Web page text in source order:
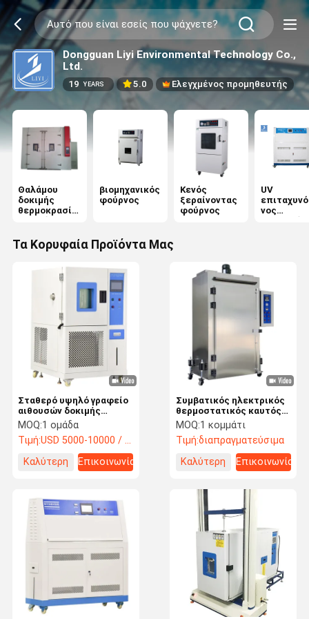
Dongguan Liyi Environmental Technology Co.,
Ltd.
19 YEARS 5.0 Ελεγχμένος προμηθευτής
Θαλάμου
δοκιμής
θερμοκρασία
βιομηχανικός
φούρνος
Κενός
ξεραίνοντας
φούρνος
UV
νος
Τα Κορυφαία Προϊόντα Μας
Σταθερό υψηλό γραφείο
αιθουσών δοκιμής
υγρασίας χαμηλής
θερμοκρασίας
προγραμματίσημο
MOQ:1 ομάδα
Τιμή:USD 5000-10000 / 1 set
Καλύτερη
Επικοινωνία
Συμβατικός ηλεκτρικός
θερμοστατικός καυτός
βιομηχανικός φούρνος
στεγνώματος με το
ανοξείδωτο SUS 304
MOQ:1 κομμάτι
Τιμή:διαπραγματεύσιμα
Καλύτερη
Επικοινωνία